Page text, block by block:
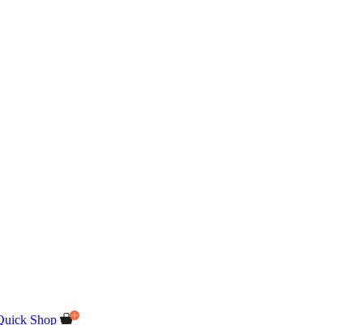
Shop